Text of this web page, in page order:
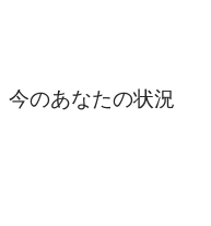
今のあなたの状況